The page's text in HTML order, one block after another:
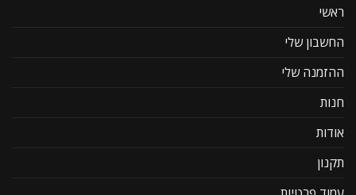
ראשי
החשבון שלי
ההזמנה שלי
חנות
אודות
תקנון